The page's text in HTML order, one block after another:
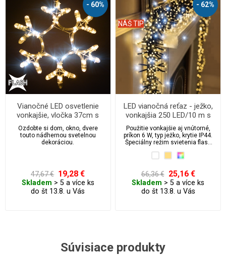
- 60%
Vianočné LED osvetlenie
vonkajšie, vločka 37cm s
FLASH
Ozdobte si dom, okno, dvere
touto nádhernou svetelnou
dekoráciou.
47,67 € 19,28 €
Skladem > 5 a více ks
do št 13.8. u Vás
- 62%
NÁŠ TIP
LED vianočná reťaz - ježko,
vonkajšia 250 LED/10 m s
flash
Použitie vonkajšie aj vnútorné,
príkon 6 W, typ ježko, krytie IP44.
Špeciálny režim svietenia flash
66,36 € 25,16 €
Skladem > 5 a více ks
do št 13.8. u Vás
Súvisiace produkty